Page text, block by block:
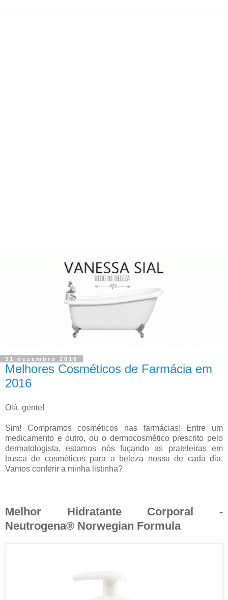
31 dezembro 2016
Melhores Cosméticos de Farmácia em
2016
Olá, gente!
Sim! Compramos cosméticos nas farmácias! Entre um
medicamento e outro, ou o dermocosmético prescrito pelo
dermatologista, estamos nós fuçando as prateleiras em
busca de cosméticos para a beleza nossa de cada dia.
Vamos conferir a minha listinha?
Melhor Hidratante Corporal -
Neutrogena® Norwegian Formula